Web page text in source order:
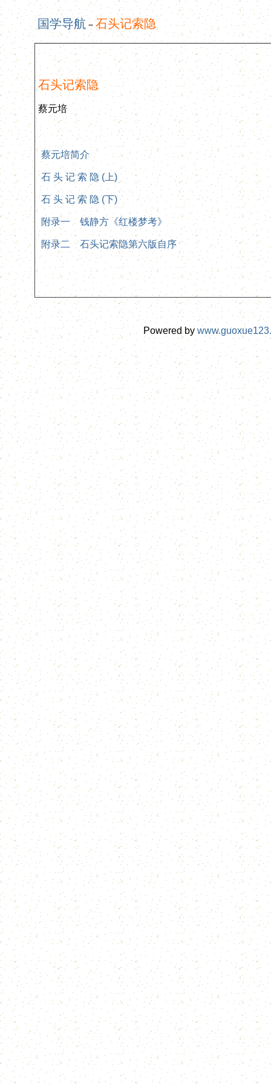
国学导航 － 石头记索隐
石头记索隐
蔡元培
蔡元培简介
石 头 记 索 隐 (上)
石 头 记 索 隐 (下)
附录一 钱静方《红楼梦考》
附录二 石头记索隐第六版自序
Powered by